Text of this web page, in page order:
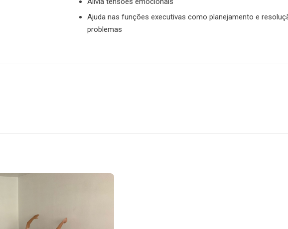
Ajuda nas funções executivas como planejamento e
problemas